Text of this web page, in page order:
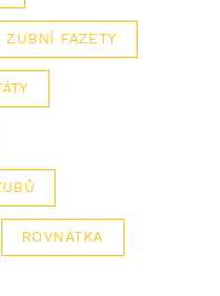
ZUBNÍ FAZETY
ROVNÁTKA